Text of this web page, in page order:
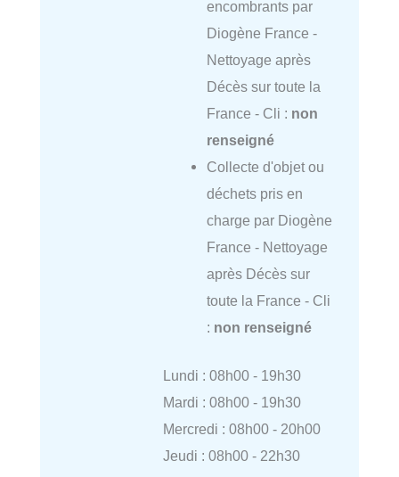
encombrants par
Diogène France -
Nettoyage après
Décès sur toute la
France - Cli : non
renseigné
Collecte d'objet ou
déchets pris en
charge par Diogène
France - Nettoyage
après Décès sur
toute la France - Cli
: non renseigné
Lundi : 08h00 - 19h30
Mardi : 08h00 - 19h30
Mercredi : 08h00 - 20h00
Jeudi : 08h00 - 22h30